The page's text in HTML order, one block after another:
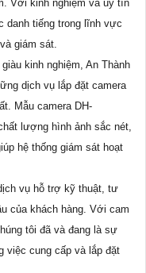
Với kinh nghiệm và uy tín
danh tiếng trong lĩnh vực
giám sát.
kinh nghiệm, An Thành
dịch vụ lắp đặt camera
Mẫu camera DH-
lượng hình ảnh sắc nét,
hệ thống giám sát hoạt
vụ hỗ trợ kỹ thuật, tư
của khách hàng. Với cam
tôi đã và đang là sự
việc cung cấp và lắp đặt